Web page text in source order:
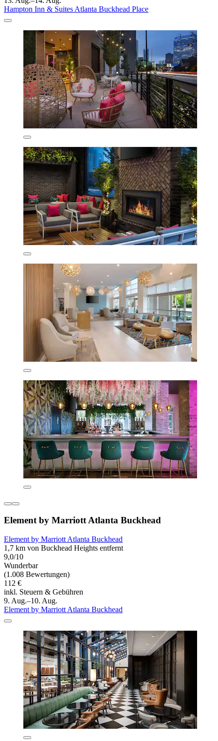
Hampton Inn & Suites Atlanta Buckhead Place
Element by Marriott Atlanta Buckhead
Element by Marriott Atlanta Buckhead
1,7 km von Buckhead Heights entfernt
9,0/10
Wunderbar
(1.008 Bewertungen)
112 €
inkl. Steuern & Gebühren
9. Aug.–10. Aug.
Element by Marriott Atlanta Buckhead